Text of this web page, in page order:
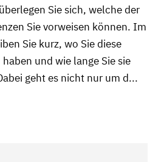
Sie sich, welche der
Sie vorweisen können. Im
Sie kurz, wo Sie diese
und wie lange Sie sie
geht es nicht nur um d...